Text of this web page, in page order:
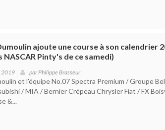
ajoute une course à son calendrier
Pinty's de ce samedi)
2019 parPhilippe Brasseur
et l’équipe No.07 Spectra Premium / Groupe
/ MIA / Bernier Crépeau Chrysler Fiat / FX
&...